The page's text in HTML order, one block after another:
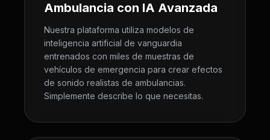
Ambulancia con IA Avanzada
Nuestra plataforma utiliza modelos de
inteligencia artificial de vanguardia
entrenados con miles de muestras de
vehículos de emergencia para crear efectos
de sonido realistas de ambulancias.
Simplemente describe lo que necesitas.